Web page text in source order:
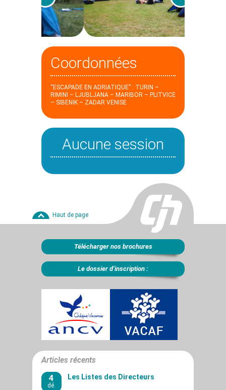
Coordonnées
“ESCAPADE EN ADRIATIQUE” : TURIN –
RIMINI – LJUBLJANA – MARIBOR – PLITVICE
– SIBENIK – ZADAR VENISE
Aucune session
Haut de page
Télécharger nos brochures
Le dossier d’inscription :
Articles récents
4
dé.
Les Listes des Directeurs